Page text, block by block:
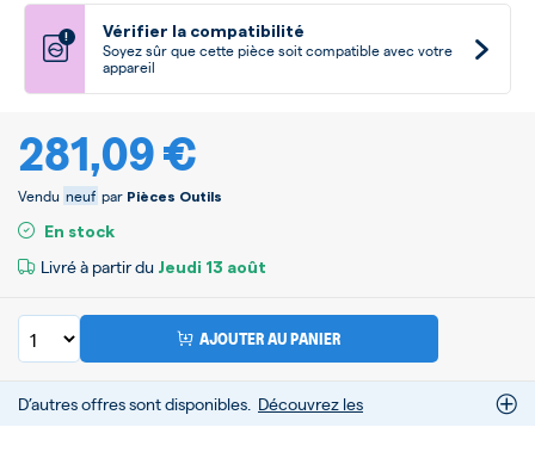
! Vérifier la compatibilité
Soyez sûr que cette pièce soit compatible avec votre
appareil
281,09 €
Vendu neuf par Pièces Outils
En stock
Livré à partir du Jeudi 13 août
AJOUTER AU PANIER
D’autres offres sont disponibles. Découvrez les